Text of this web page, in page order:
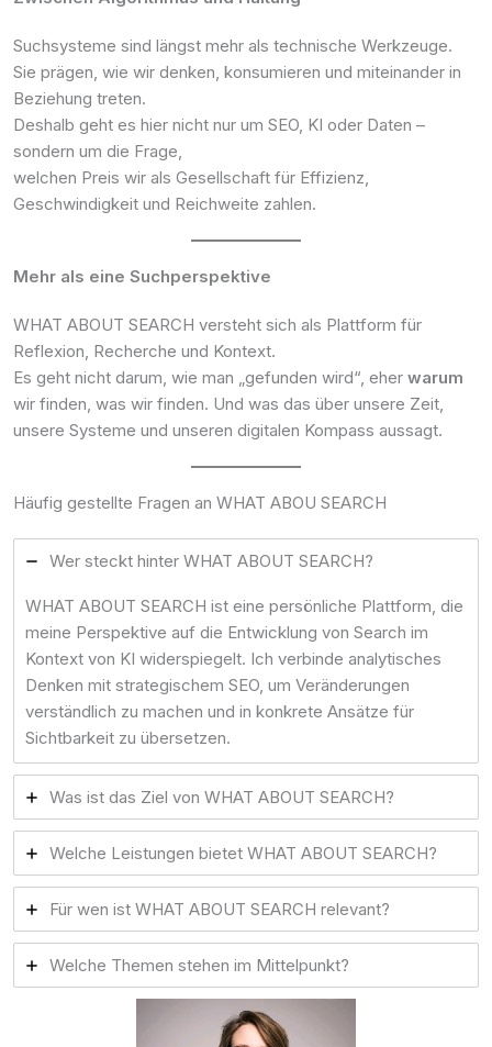
Suchsysteme sind längst mehr als technische Werkzeuge.
Sie prägen, wie wir denken, konsumieren und miteinander in
Beziehung treten.
Deshalb geht es hier nicht nur um SEO, KI oder Daten –
sondern um die Frage,
welchen Preis wir als Gesellschaft für Effizienz,
Geschwindigkeit und Reichweite zahlen.
Mehr als eine Suchperspektive
WHAT ABOUT SEARCH versteht sich als Plattform für
Reflexion, Recherche und Kontext.
Es geht nicht darum, wie man „gefunden wird“, eherwarum
wir finden, was wir finden. Und was das über unsere Zeit,
unsere Systeme und unseren digitalen Kompass aussagt.
Häufig gestellte Fragen an WHAT ABOU SEARCH
Wer steckt hinter WHAT ABOUT SEARCH?
WHAT ABOUT SEARCH ist eine persönliche Plattform, die
meine Perspektive auf die Entwicklung von Search im
Kontext von KI widerspiegelt. Ich verbinde analytisches
Denken mit strategischem SEO, um Veränderungen
verständlich zu machen und in konkrete Ansätze für
Sichtbarkeit zu übersetzen.
Was ist das Ziel von WHAT ABOUT SEARCH?
Welche Leistungen bietet WHAT ABOUT SEARCH?
Für wen ist WHAT ABOUT SEARCH relevant?
Welche Themen stehen im Mittelpunkt?